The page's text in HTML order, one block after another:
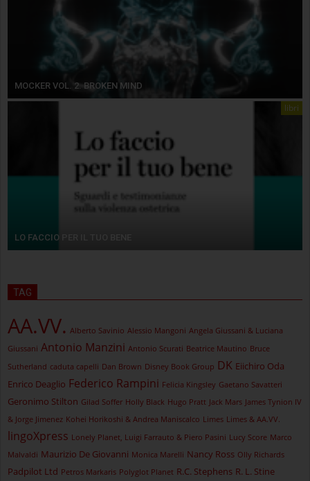
MOCKER VOL. 2. BROKEN MIND
libri
LO FACCIO PER IL TUO BENE
TAG
AA.VV. Alberto Savinio Alessio Mangoni Angela Giussani & Luciana
Giussani Antonio Manzini Antonio Scurati Beatrice Mautino Bruce
Sutherland caduta capelli Dan Brown Disney Book Group DK Eiichiro Oda
Enrico Deaglio Federico Rampini Felicia Kingsley Gaetano Savatteri
Geronimo Stilton Gilad Soffer Holly Black Hugo Pratt Jack Mars James Tynion IV
& Jorge Jimenez Kohei Horikoshi & Andrea Maniscalco Limes Limes & AA.VV.
lingoXpress Lonely Planet, Luigi Farrauto & Piero Pasini Lucy Score Marco
Malvaldi Maurizio De Giovanni Monica Marelli Nancy Ross Olly Richards
Padpilot Ltd Petros Markaris Polyglot Planet R.C. Stephens R. L. Stine